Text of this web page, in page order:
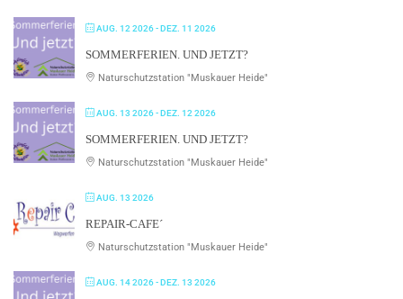
AUG. 12 2026- DEZ. 11 2026
SOMMERFERIEN. UND JETZT?
Naturschutzstation "Muskauer Heide"
AUG. 13 2026- DEZ. 12 2026
SOMMERFERIEN. UND JETZT?
Naturschutzstation "Muskauer Heide"
AUG. 13 2026
REPAIR-CAFE´
Naturschutzstation "Muskauer Heide"
AUG. 14 2026- DEZ. 13 2026